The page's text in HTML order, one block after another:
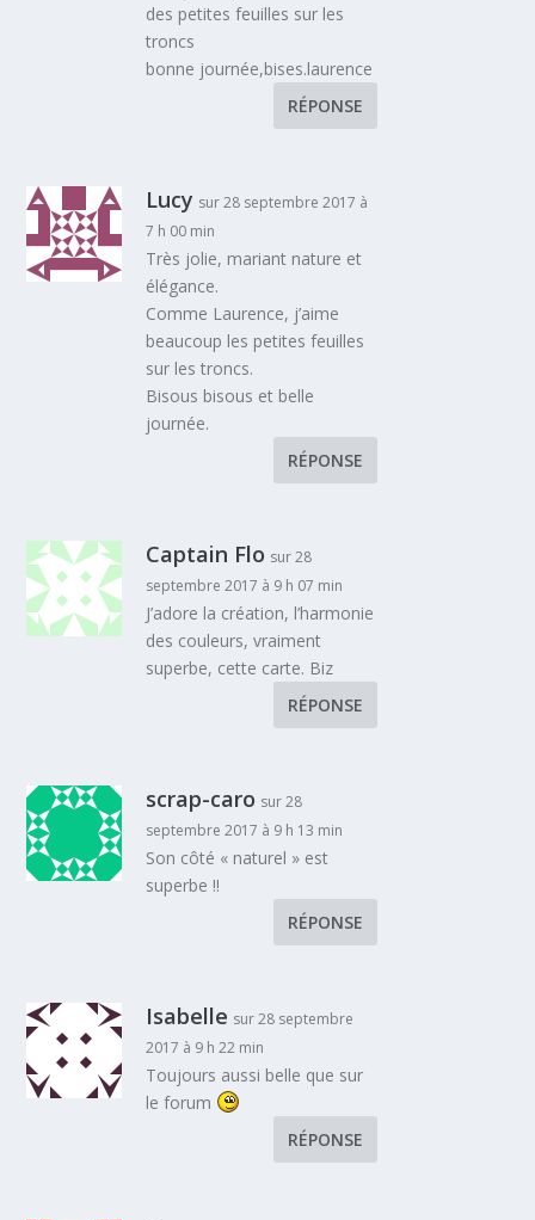
des petites feuilles sur les
troncs
bonne journée,bises.laurence
RÉPONSE
Lucy sur 28 septembre 2017 à
7 h 00 min
Très jolie, mariant nature et
élégance.
Comme Laurence, j’aime
beaucoup les petites feuilles
sur les troncs.
Bisous bisous et belle
journée.
RÉPONSE
Captain Flo sur 28
septembre 2017 à 9 h 07 min
J’adore la création, l’harmonie
des couleurs, vraiment
superbe, cette carte. Biz
RÉPONSE
scrap-caro sur 28
septembre 2017 à 9 h 13 min
Son côté « naturel » est
superbe !!
RÉPONSE
Isabelle sur 28 septembre
2017 à 9 h 22 min
Toujours aussi belle que sur
le forum
RÉPONSE